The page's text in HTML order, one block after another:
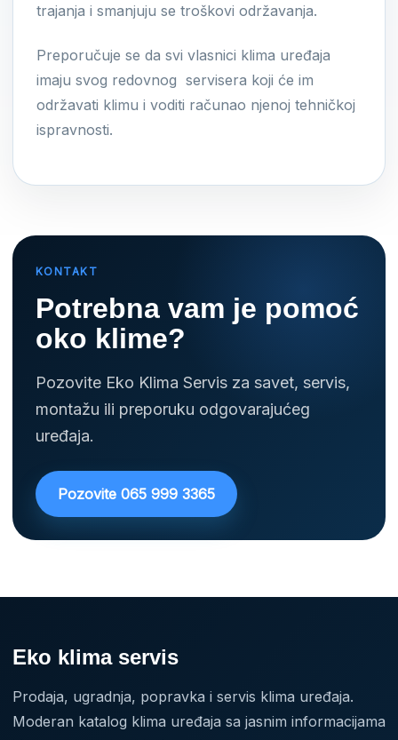
trajanja i smanjuju se troškovi održavanja.
Preporučuje se da svi vlasnici klima uređaja
imaju svog redovnog servisera koji će im
održavati klimu i voditi računao njenoj tehničkoj
ispravnosti.
KONTAKT
Potrebna vam je pomoć
oko klime?
Pozovite Eko Klima Servis za savet, servis,
montažu ili preporuku odgovarajućeg
uređaja.
Pozovite 065 999 3365
Eko klima servis
Prodaja, ugradnja, popravka i servis klima uređaja.
Moderan katalog klima uređaja sa jasnim informacijama